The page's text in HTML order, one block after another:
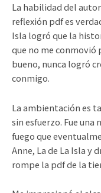
La habilidad del
reflexión pdf es
Isla logró que la
que no me conmovió
bueno, nunca logró
conmigo.
La ambientación es
sin esfuerzo. Fue una
fuego que
Anne, La de La Isla y
rompe la pdf de la